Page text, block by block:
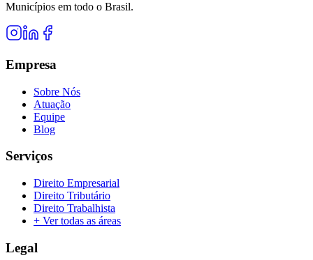
Municípios em todo o Brasil.
Empresa
Sobre Nós
Atuação
Equipe
Blog
Serviços
Direito Empresarial
Direito Tributário
Direito Trabalhista
+ Ver todas as áreas
Legal